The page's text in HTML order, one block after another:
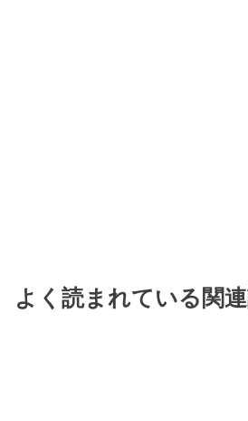
よく読まれている関